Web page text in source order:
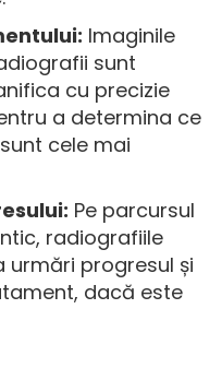
Imaginile
sunt
cu precizie
a determina ce
cele mai
Pe parcursul
radiografiile
urmări progresul și
dacă este